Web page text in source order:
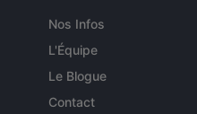
Nos Infos
L'Équipe
Le Blogue
Contact